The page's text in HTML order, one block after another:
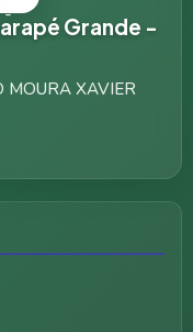
Grande -
MOURA XAVIER